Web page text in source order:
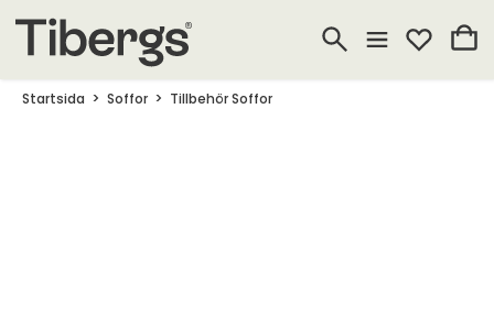
Startsida Soffor Tillbehör Soffor